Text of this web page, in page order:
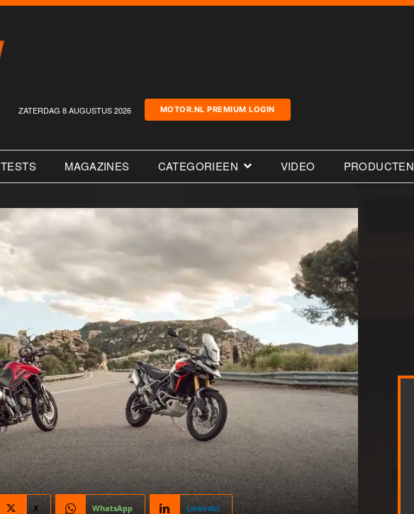
ZATERDAG 8 AUGUSTUS 2026 MOTOR.NL PREMIUM LOGIN
TESTS MAGAZINES CATEGORIEEN VIDEO PRODUCTEN
X WhatsApp Linkedin